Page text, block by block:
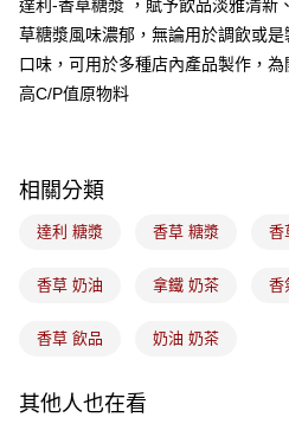
常溫宅配-(限重20kg以下)
達利-香草糖漿 ，賦予飲品淡雅清新
草糖漿風味濃郁，無論用於調飲或
口味，可用於多種店內產品製作，
高C/P值原物料
相關分類
達利 糖漿 香草 糖漿 香
香草 奶油 拿鐵 奶茶 香
香草 飲品 奶油 奶茶
其他人也在看